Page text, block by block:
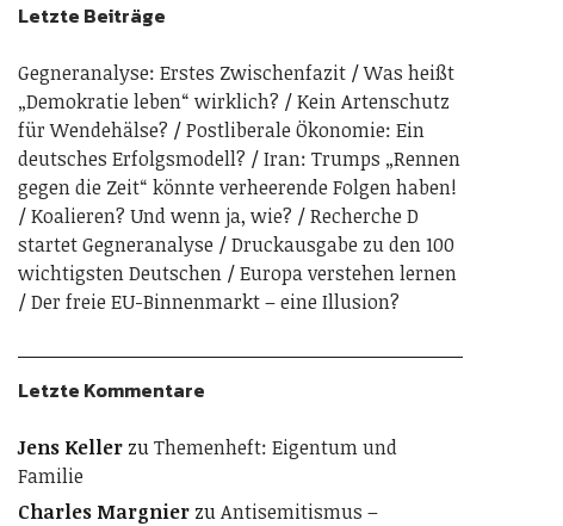
Letzte Beiträge
Gegneranalyse: Erstes Zwischenfazit
Was heißt
„Demokratie leben“ wirklich?
Kein Artenschutz
für Wendehälse?
Postliberale Ökonomie: Ein
deutsches Erfolgsmodell?
Iran: Trumps „Rennen
gegen die Zeit“ könnte verheerende Folgen haben!
Koalieren? Und wenn ja, wie?
Recherche D
startet Gegneranalyse
Druckausgabe zu den 100
wichtigsten Deutschen
Europa verstehen lernen
Der freie EU-Binnenmarkt – eine Illusion?
Letzte Kommentare
Jens KellerzuThemenheft: Eigentum und
Familie
Charles MargnierzuAntisemitismus –